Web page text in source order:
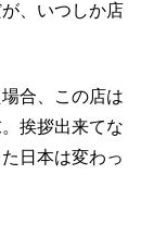
、いつしか店
合、この店は
挨拶出来てな
日本は変わっ